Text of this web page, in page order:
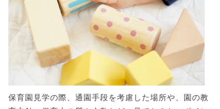
保育園見学の際、通園手段を考慮した場所や、園の教